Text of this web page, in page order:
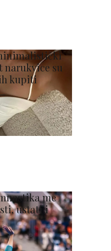
narukvice su
kupiti
me
ustati i